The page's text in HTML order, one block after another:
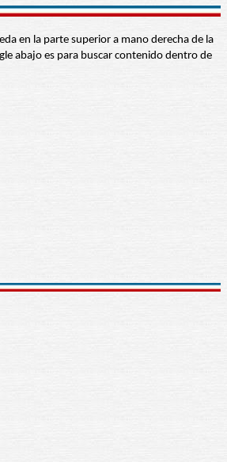
en la parte superior a mano derecha de la
abajo es para buscar contenido dentro de